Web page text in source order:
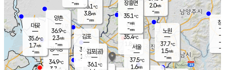
경서동
34.9℃
m/s
36.1℃
3.8m/s
-mm
대곶
35.6℃
1.7m/s
-mm
창
-
-m/
-
-mm
김포
36.0℃
1.9 m/s
mm
양촌
36.9℃
2.3m/s
-mm
은평
35.4℃
1.8 m/s
- mm
노원
37.7℃
1.5m/s
-mm
2.0m/s
-mm
장흥면
35.1℃
-m/s
-mm
김포(공)
36.1℃
서울
37.5℃
1.6m/s